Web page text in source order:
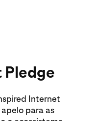
Pledge
Internet
para as